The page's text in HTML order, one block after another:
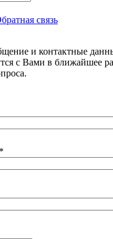
связь
и контактные
с Вами в ближайшее
*